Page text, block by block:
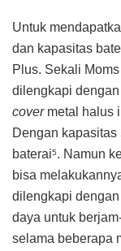
Untuk
dan kapasitas
Plus. Sekali
dilengkapi
covermetal halus
Dengan
baterai5. Namun
bisa
dilengkapi
daya untuk
selama beberapa